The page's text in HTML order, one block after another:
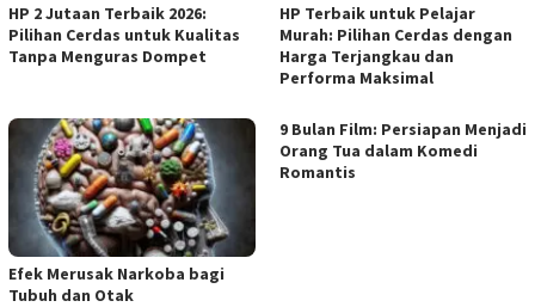
HP 2 Jutaan Terbaik 2026:
Pilihan Cerdas untuk Kualitas
Tanpa Menguras Dompet
HP Terbaik untuk Pelajar
Murah: Pilihan Cerdas dengan
Harga Terjangkau dan
Performa Maksimal
Efek Merusak Narkoba bagi
Tubuh dan Otak
9 Bulan Film: Persiapan Menjadi
Orang Tua dalam Komedi
Romantis